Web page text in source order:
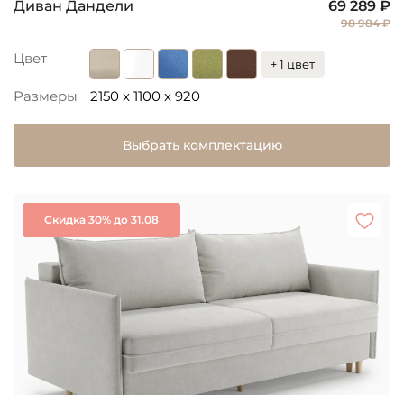
Диван Дандели 69 289 ₽
98 984 ₽
Цвет + 1 цвет
Размеры 2150 x 1100 x 920
Выбрать комплектацию
Скидка 30% до 31.08